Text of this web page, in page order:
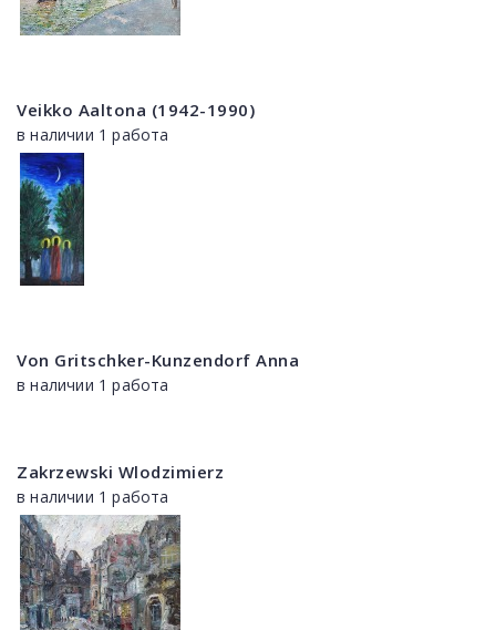
Veikko Aaltona (1942-1990)
в наличии 1 работа
Von Gritschker-Kunzendorf Anna
в наличии 1 работа
Zakrzewski Wlodzimierz
в наличии 1 работа